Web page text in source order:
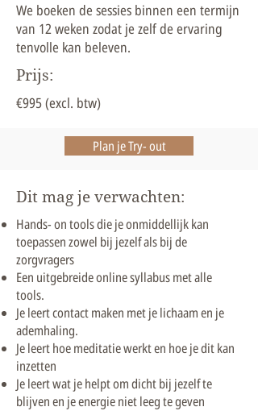
We boeken de sessies binnen een termijn
van 12 weken zodat je zelf de ervaring
tenvolle kan beleven.
Prijs:
€995 (excl. btw)
Plan je Try- out
Dit mag je verwachten:
Hands- on tools die je onmiddellijk kan
toepassen zowel bij jezelf als bij de
zorgvragers
Een uitgebreide online syllabus met alle
tools.
Je leert contact maken met je lichaam en je
ademhaling.
Je leert hoe meditatie werkt en hoe je dit kan
inzetten
Je leert wat je helpt om dicht bij jezelf te
blijven en je energie niet leeg te geven